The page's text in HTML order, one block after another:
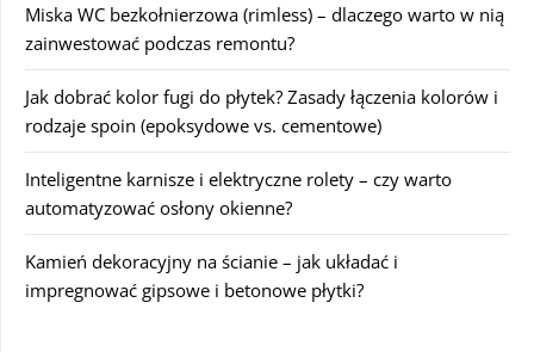
Miska WC bezkołnierzowa (rimless) – dlaczego warto w nią
zainwestować podczas remontu?
Jak dobrać kolor fugi do płytek? Zasady łączenia kolorów i
rodzaje spoin (epoksydowe vs. cementowe)
Inteligentne karnisze i elektryczne rolety – czy warto
automatyzować osłony okienne?
Kamień dekoracyjny na ścianie – jak układać i
impregnować gipsowe i betonowe płytki?